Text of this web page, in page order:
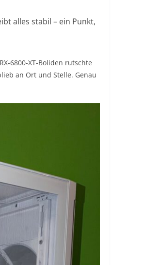
alles stabil – ein Punkt,
6800-XT-Boliden rutschte
an Ort und Stelle. Genau